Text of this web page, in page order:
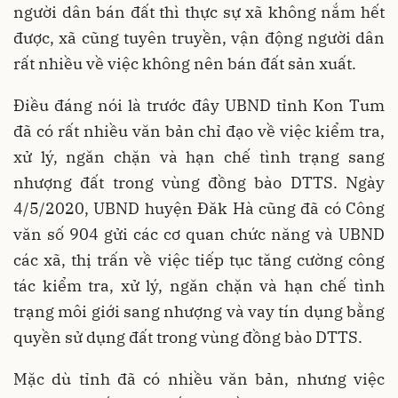
người dân bán đất thì thực sự xã không nắm hết
được, xã cũng tuyên truyền, vận động người dân
rất nhiều về việc không nên bán đất sản xuất.
Điều đáng nói là trước đây UBND tỉnh Kon Tum
đã có rất nhiều văn bản chỉ đạo về việc kiểm tra,
xử lý, ngăn chặn và hạn chế tình trạng sang
nhượng đất trong vùng đồng bào DTTS. Ngày
4/5/2020, UBND huyện Đăk Hà cũng đã có Công
văn số 904 gửi các cơ quan chức năng và UBND
các xã, thị trấn về việc tiếp tục tăng cường công
tác kiểm tra, xử lý, ngăn chặn và hạn chế tình
trạng môi giới sang nhượng và vay tín dụng bằng
quyền sử dụng đất trong vùng đồng bào DTTS.
Mặc dù tỉnh đã có nhiều văn bản, nhưng việc